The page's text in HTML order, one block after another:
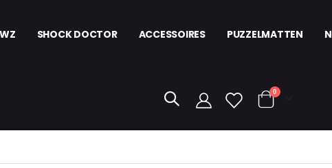
SHOCK DOCTOR ACCESSOIRES PUZZELMATTEN
kar
0items